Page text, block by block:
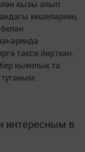
кызы алып
кешеләрнең
такси йөрткән.
кыенлык та
интересным в